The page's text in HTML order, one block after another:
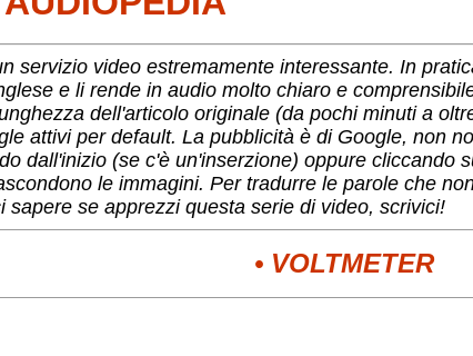
servizio video estremamente interessante. In
e li rende in audio molto chiaro e
dell'articolo originale (da pochi minuti a
attivi per default. La pubblicità è di Google, non
dall'inizio (se c'è un'inserzione) oppure cliccando
le immagini. Per tradurre le parole che
sapere se apprezzi questa serie di video, scrivici!
• VOLTMETER